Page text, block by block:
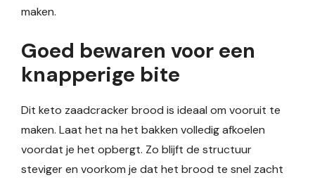
maken.
Goed bewaren voor een
knapperige bite
Dit keto zaadcracker brood is ideaal om vooruit te
maken. Laat het na het bakken volledig afkoelen
voordat je het opbergt. Zo blijft de structuur
steviger en voorkom je dat het brood te snel zacht